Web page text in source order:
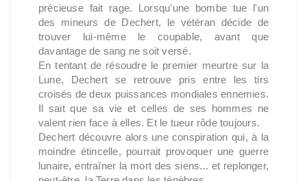
précieuse fait rage. Lorsqu'une bombe tue l'un
des mineurs de Dechert, le vétéran décide de
trouver lui-même le coupable, avant que
davantage de sang ne soit versé.
En tentant de résoudre le premier meurtre sur la
Lune, Dechert se retrouve pris entre les tirs
croisés de deux puissances mondiales ennemies.
Il sait que sa vie et celles de ses hommes ne
valent rien face à elles. Et le tueur rôde toujours.
Dechert découvre alors une conspiration qui, à la
moindre étincelle, pourrait provoquer une guerre
lunaire, entraîner la mort des siens... et replonger,